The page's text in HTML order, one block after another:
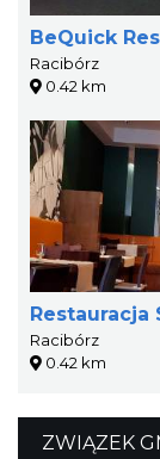
BeQuick
Racibórz
0.42 km
Restauracja
Racibórz
0.42 km
ZWIĄZEK